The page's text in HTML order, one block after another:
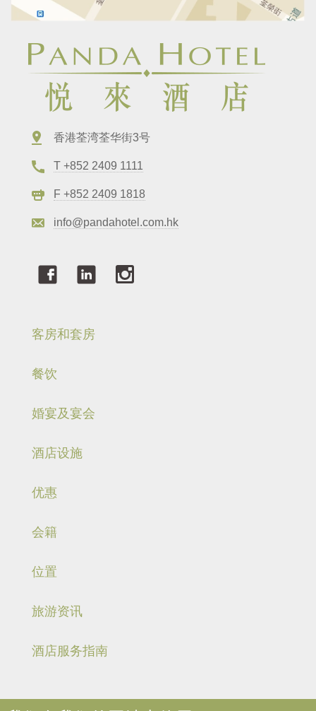
香港荃湾荃华街3号
T +852 2409 1111
F +852 2409 1818
info@pandahotel.com.hk
客房和套房
餐饮
婚宴及宴会
酒店设施
优惠
会籍
位置
旅游资讯
酒店服务指南